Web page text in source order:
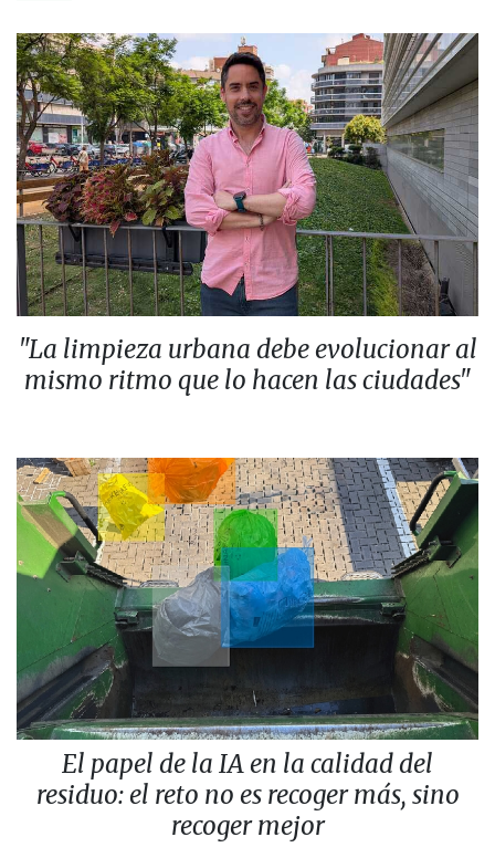
"La limpieza urbana debe evolucionar al
mismo ritmo que lo hacen las ciudades"
El papel de la IA en la calidad del
residuo: el reto no es recoger más, sino
recoger mejor